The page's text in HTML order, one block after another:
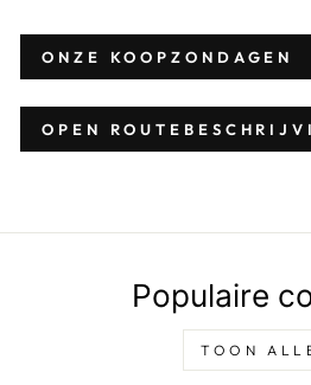
ONZE KOOPZONDAGEN
OPEN
Populaire
TOON